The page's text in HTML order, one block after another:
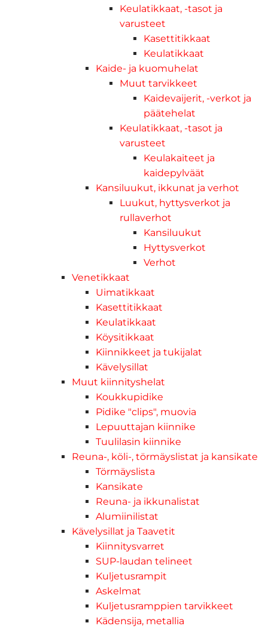
Keulatikkaat, -tasot ja
varusteet
Kasettitikkaat
Keulatikkaat
Kaide- ja kuomuhelat
Muut tarvikkeet
Kaidevaijerit, -verkot ja
päätehelat
Keulatikkaat, -tasot ja
varusteet
Keulakaiteet ja
kaidepylväät
Kansiluukut, ikkunat ja verhot
Luukut, hyttysverkot ja
rullaverhot
Kansiluukut
Hyttysverkot
Verhot
Venetikkaat
Uimatikkaat
Kasettitikkaat
Keulatikkaat
Köysitikkaat
Kiinnikkeet ja tukijalat
Kävelysillat
Muut kiinnityshelat
Koukkupidike
Pidike "clips", muovia
Lepuuttajan kiinnike
Tuulilasin kiinnike
Reuna-, köli-, törmäyslistat ja kansikate
Törmäyslista
Kansikate
Reuna- ja ikkunalistat
Alumiinilistat
Kävelysillat ja Taavetit
Kiinnitysvarret
SUP-laudan telineet
Kuljetusrampit
Askelmat
Kuljetusramppien tarvikkeet
Kädensija, metallia